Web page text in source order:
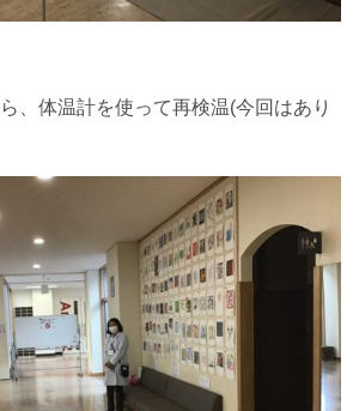
、体温計を使って再検温(今回はあり